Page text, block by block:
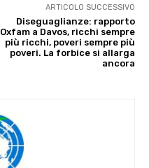
ARTICOLO SUCCESSIVO
Diseguaglianze: rapporto
Oxfam a Davos, ricchi sempre
più ricchi, poveri sempre più
poveri. La forbice si allarga
ancora